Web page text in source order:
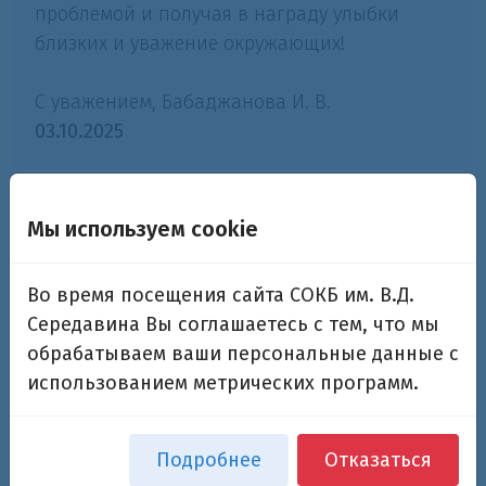
проблемой и получая в награду улыбки
близких и уважение окружающих!
С уважением, Бабаджанова И. В.
03.10.2025
Инна
выразить Вам огромную благодарность от
всего сердца! Вы — настоящий врач от Бога.
Ваш профессионализм и забота о пациентах
восхищают. Недавно Вы оперировали
паховой грыжи. Меня поразило Ваше
Мы используем cookie
Во время посещения сайта СОКБ им. В.Д.
Середавина Вы соглашаетесь с тем, что мы
обрабатываем ваши персональные данные с
использованием метрических программ.
Подробнее Отказаться